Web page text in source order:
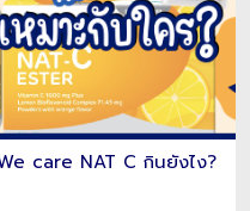
care NAT C กินยังไง?